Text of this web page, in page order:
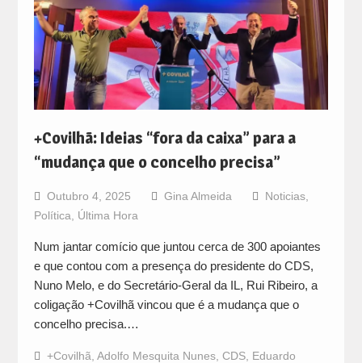
+Covilhã: Ideias “fora da caixa” para a
“mudança que o concelho precisa”
Outubro 4, 2025 Gina Almeida Noticias,
Política
Última Hora
Num jantar comício que juntou cerca de 300 apoiantes
e que contou com a presença do presidente do CDS,
Nuno Melo, e do Secretário-Geral da IL, Rui Ribeiro, a
coligação +Covilhã vincou que é a mudança que o
concelho precisa.…
+Covilhã Adolfo Mesquita Nunes, CDS, Eduardo